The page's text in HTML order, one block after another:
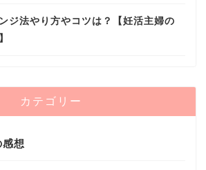
ジ法やり方やコツは？【妊活主婦の
カテゴリー
想